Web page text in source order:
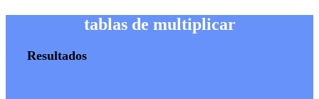
tablas de multiplicar
Resultados